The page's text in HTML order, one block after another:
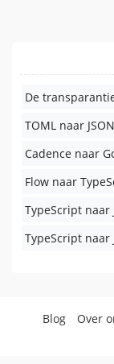
De
TOML naar JSON
Cadence naar
Flow naar
TypeScript naar
TypeScript naar
Blog Over